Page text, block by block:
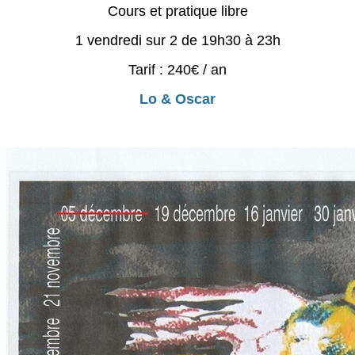
Cours et pratique libre
1 vendredi sur 2 de 19h30 à 23h
Tarif : 240€ / an
Lo & Oscar